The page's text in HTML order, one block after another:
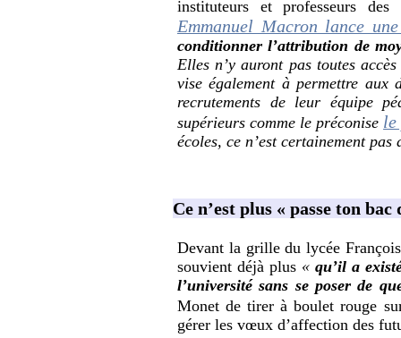
instituteurs et professeurs
Emmanuel Macron lance
conditionner l’attribution de
Elles n’y auront pas toutes
vise également à permettre
recrutements de leur équipe
supérieurs comme le préconise le
écoles, ce n’est certainement
Ce n’est plus « passe ton bac
Devant la grille du lycée
souvient déjà plus «qu’il a
l’université sans se poser de
Monet de tirer à boulet rouge
gérer les vœux d’affection des